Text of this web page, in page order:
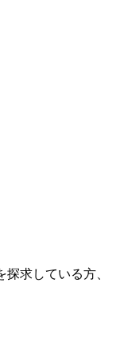
求している方、